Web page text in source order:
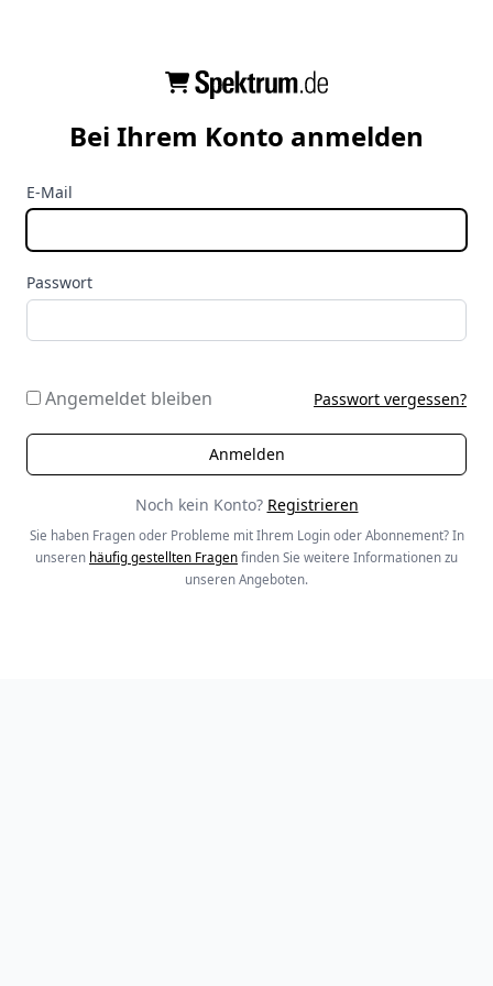
Bei Ihrem Konto anmelden
E-Mail
Passwort
Angemeldet bleiben Passwort vergessen?
Noch kein Konto? Registrieren
Sie haben Fragen oder Probleme mit Ihrem Login oder Abonnement? In
unseren häufig gestellten Fragen finden Sie weitere Informationen zu
unseren Angeboten.